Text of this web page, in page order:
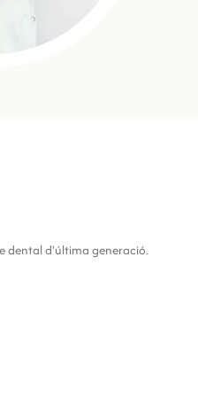
dental d'última generació.